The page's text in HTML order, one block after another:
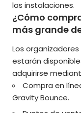
las instalaciones.
¿Cómo
más grande
Los
estarán
adquirirse
Compra en
Gravity Bounce.